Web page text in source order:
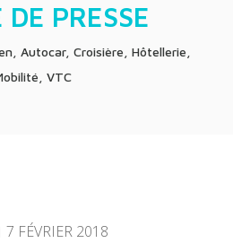
DE PRESSE
Autocar, Croisière, Hôtellerie,
VTC
7 FÉVRIER 2018